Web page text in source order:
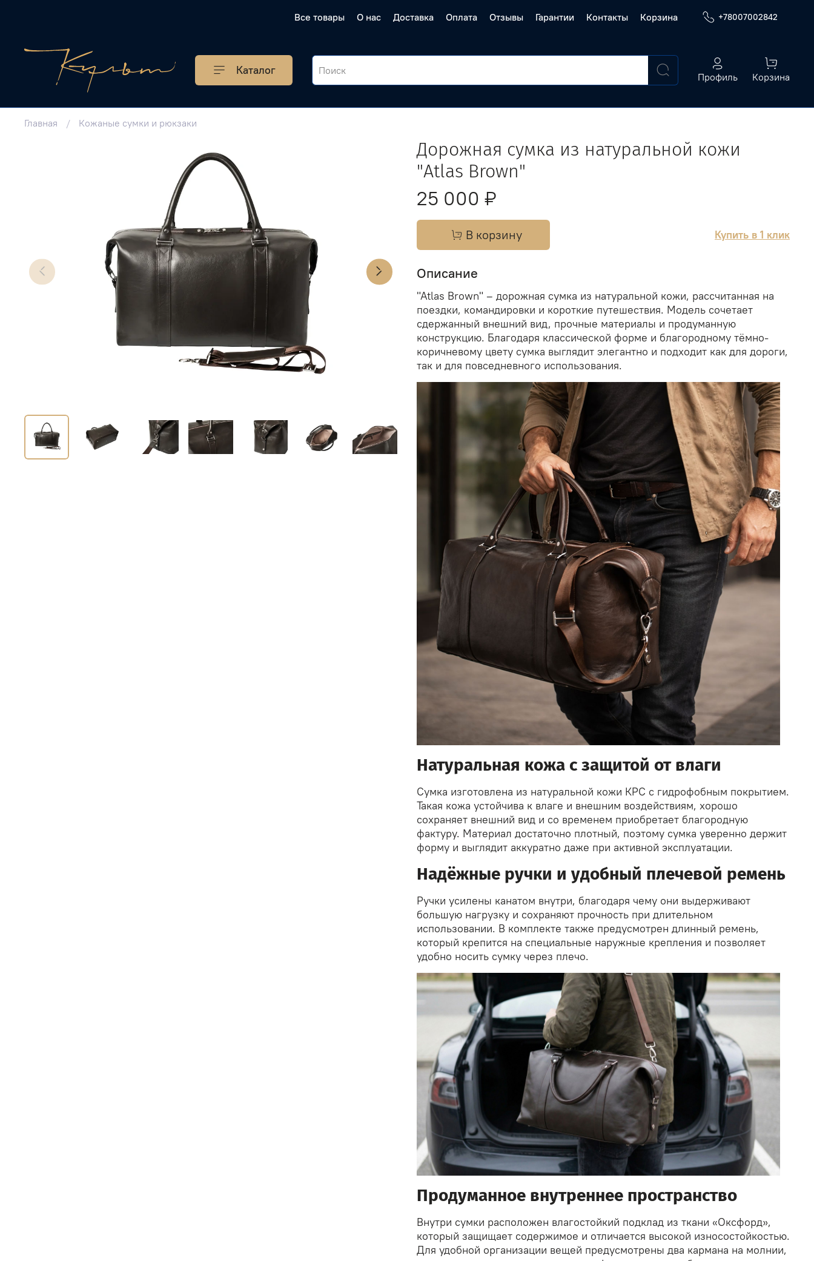
Все товары О нас Доставка Оплата Отзывы Гарантии Контакты Корзина +78007002842
Каталог Профиль Корзина
Главная Кожаные сумки и рюкзаки
Дорожная сумка из натуральной кожи
"Atlas Brown"
25 000 ₽
В корзину Купить в 1 клик
Описание
"Atlas Brown" – дорожная сумка из натуральной кожи, рассчитанная на
поездки, командировки и короткие путешествия. Модель сочетает
сдержанный внешний вид, прочные материалы и продуманную
конструкцию. Благодаря классической форме и благородному тёмно-
коричневому цвету сумка выглядит элегантно и подходит как для дороги,
так и для повседневного использования.
Натуральная кожа с защитой от влаги
Сумка изготовлена из натуральной кожи КРС с гидрофобным покрытием.
Такая кожа устойчива к влаге и внешним воздействиям, хорошо
сохраняет внешний вид и со временем приобретает благородную
фактуру. Материал достаточно плотный, поэтому сумка уверенно держит
форму и выглядит аккуратно даже при активной эксплуатации.
Надёжные ручки и удобный плечевой ремень
Ручки усилены канатом внутри, благодаря чему они выдерживают
большую нагрузку и сохраняют прочность при длительном
использовании. В комплекте также предусмотрен длинный ремень,
который крепится на специальные наружные крепления и позволяет
удобно носить сумку через плечо.
Продуманное внутреннее пространство
Внутри сумки расположен влагостойкий подклад из ткани «Оксфорд»,
который защищает содержимое и отличается высокой износостойкостью.
Для удобной организации вещей предусмотрены два кармана на молнии,